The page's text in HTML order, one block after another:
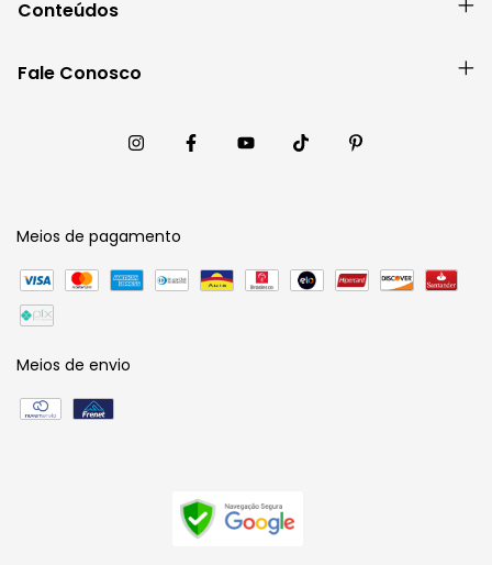
Conteúdos
Fale Conosco
Meios de pagamento
Meios de envio